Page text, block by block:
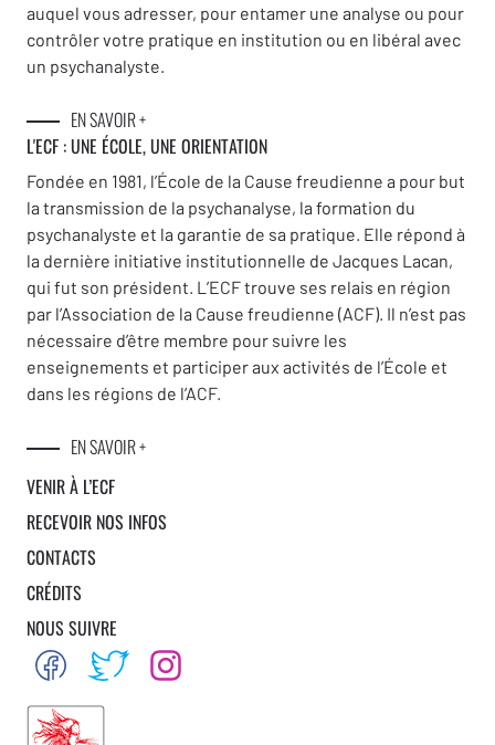
auquel vous adresser, pour entamer une analyse ou pour
contrôler votre pratique en institution ou en libéral avec
un psychanalyste.
EN SAVOIR +
L'ECF : UNE ÉCOLE, UNE ORIENTATION
Fondée en 1981, l’École de la Cause freudienne a pour but
la transmission de la psychanalyse, la formation du
psychanalyste et la garantie de sa pratique. Elle répond à
la dernière initiative institutionnelle de Jacques Lacan,
qui fut son président. L’ECF trouve ses relais en région
par l’Association de la Cause freudienne (ACF). Il n’est pas
nécessaire d’être membre pour suivre les
enseignements et participer aux activités de l’École et
dans les régions de l’ACF.
EN SAVOIR +
VENIR À L’ECF
RECEVOIR NOS INFOS
CONTACTS
CRÉDITS
NOUS SUIVRE